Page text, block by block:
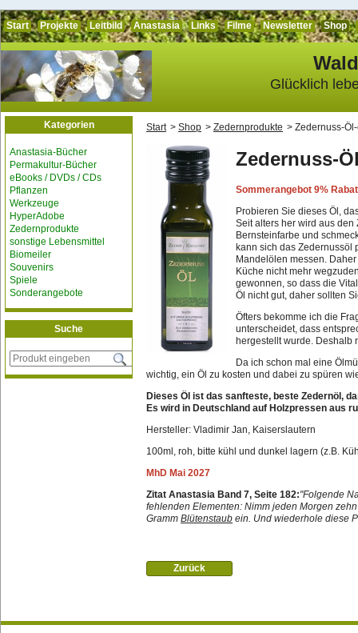
Start Projekte Leitbild Anastasia Links Filme Newsletter Shop
Glücklich
Kategorien
Anastasia-Bücher
Permakultur-Bücher
eBooks / DVDs / CDs
Pflanzen
Werkzeuge
HyperAdobe
Zedernprodukte
sonstige Lebensmittel
Biomeiler
Souvenirs
Spiele
Sonderangebote
Suche
Start Shop Zedernprodukte Zedernuss-
Zedernuss-
Sommerangebot 9%
Probieren Sie dieses Öl,
Seit alters her wird aus
Bernsteinfarbe und
kann sich das Zedernussöl
Mandelölen messen.
Küche nicht mehr
gewonnen, so dass die
Öl nicht gut, daher sollten
Öfters bekomme ich die
unterscheidet, dass
hergestellt wurde. Deshalb
Da ich schon mal eine
wichtig, ein Öl zu kosten und dabei zu spüren
Dieses Öl ist das sanfteste, beste Zedernöl,
Es wird in Deutschland auf Holzpressen aus
Hersteller: Vladimir Jan, Kaiserslautern
100ml, roh, bitte kühl und dunkel lagern (z.B.
MhD Mai 2027
Zitat Anastasia Band 7, Seite 182:"Folgende
fehlenden Elementen: Nimm jeden Morgen
Gramm Blütenstaub ein. Und wiederhole diese
Zurück